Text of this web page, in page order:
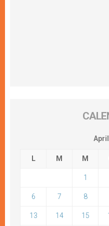
L M M
1
6 7 8
13 14 15